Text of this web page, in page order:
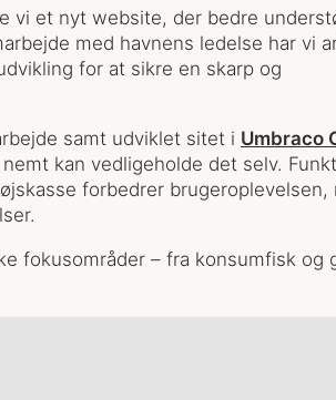
vi et nyt website, der bedre
med havnens ledelse har vi
for at sikre en skarp og
samt udviklet sitet i Umbraco
kan vedligeholde det selv.
forbedrer brugeroplevelsen,
fokusområder – fra konsumfisk og